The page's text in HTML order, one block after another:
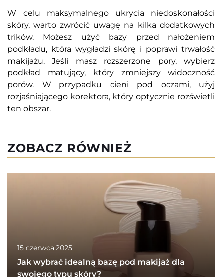
W celu maksymalnego ukrycia niedoskonałości
skóry, warto zwrócić uwagę na kilka dodatkowych
trików. Możesz użyć bazy przed nałożeniem
podkładu, która wygładzi skórę i poprawi trwałość
makijażu. Jeśli masz rozszerzone pory, wybierz
podkład matujący, który zmniejszy widoczność
porów. W przypadku cieni pod oczami, użyj
rozjaśniającego korektora, który optycznie rozświetli
ten obszar.
ZOBACZ RÓWNIEŻ
15 czerwca 2025
Jak wybrać idealną bazę pod makijaż dla
swojego typu skóry?